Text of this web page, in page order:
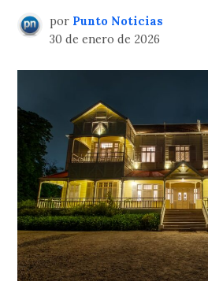
por Punto Noticias
30 de enero de 2026